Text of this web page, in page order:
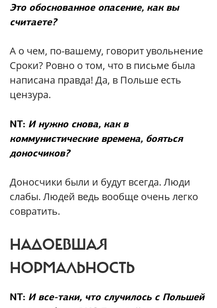
Это обоснованное опасение, как вы
считаете?
А о чем, по-вашему, говорит увольнение
Сроки? Ровно о том, что в письме была
написана правда! Да, в Польше есть
цензура.
NT: И нужно снова, как в
коммунистические времена, бояться
доносчиков?
Доносчики были и будут всегда. Люди
слабы. Людей ведь вообще очень легко
совратить.
НАДОЕВШАЯ
НОРМАЛЬНОСТЬ
NT: И все-таки, что случилось с Польшей